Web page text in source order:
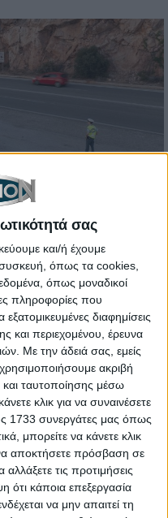
σας
και/ή έχουμε
όπως τα cookies,
όπως μοναδικοί
πληροφορίες που
διαφημίσεις
και περιεχομένου, έρευνα
Με την άδειά σας, εμείς
ακριβή
ταυτοποίησης μέσω
κλικ για να συναινέσετε
1733 συνεργάτες μας όπως
μπορείτε να κάνετε κλικ
αποκτήσετε πρόσβαση σε
τις προτιμήσεις
ότι κάποια επεξεργασία
να μην απαιτεί τη
και πάλι σε
χρήστες του οδικού
είναι υπόθεση όλων
στους πολίτες:
έλεγχο στο
για την
και τις καιρικές
κατά την οδήγηση
του Κώδικα Οδικής